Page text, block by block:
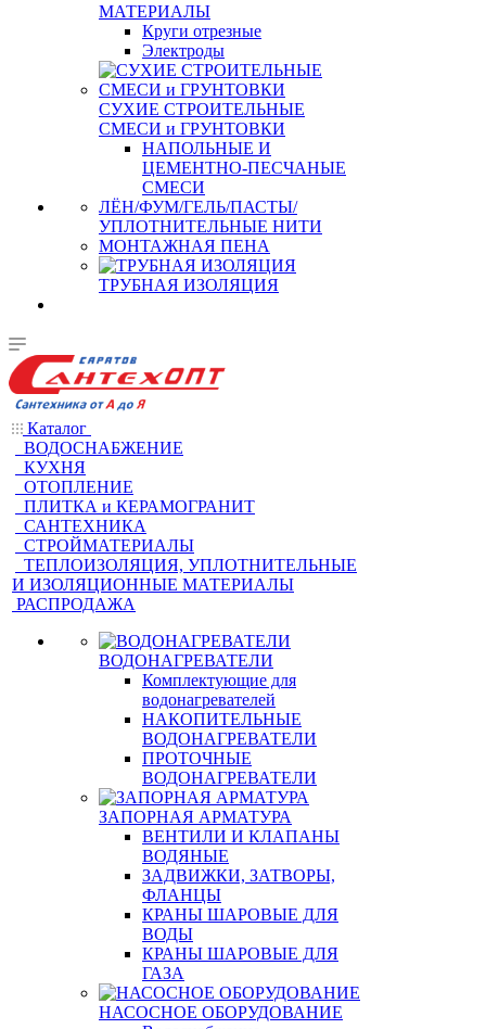
МАТЕРИАЛЫ
Круги отрезные
Электроды
СУХИЕ СТРОИТЕЛЬНЫЕ
СМЕСИ и ГРУНТОВКИ
НАПОЛЬНЫЕ И
ЦЕМЕНТНО-ПЕСЧАНЫЕ
СМЕСИ
ЛЁН/ФУМ/ГЕЛЬ/ПАСТЫ/
УПЛОТНИТЕЛЬНЫЕ НИТИ
МОНТАЖНАЯ ПЕНА
ТРУБНАЯ ИЗОЛЯЦИЯ
Каталог
ВОДОСНАБЖЕНИЕ
КУХНЯ
ОТОПЛЕНИЕ
ПЛИТКА и КЕРАМОГРАНИТ
САНТЕХНИКА
СТРОЙМАТЕРИАЛЫ
ТЕПЛОИЗОЛЯЦИЯ, УПЛОТНИТЕЛЬНЫЕ
И ИЗОЛЯЦИОННЫЕ МАТЕРИАЛЫ
РАСПРОДАЖА
ВОДОНАГРЕВАТЕЛИ
Комплектующие для
водонагревателей
НАКОПИТЕЛЬНЫЕ
ВОДОНАГРЕВАТЕЛИ
ПРОТОЧНЫЕ
ВОДОНАГРЕВАТЕЛИ
ЗАПОРНАЯ АРМАТУРА
ВЕНТИЛИ И КЛАПАНЫ
ВОДЯНЫЕ
ЗАДВИЖКИ, ЗАТВОРЫ,
ФЛАНЦЫ
КРАНЫ ШАРОВЫЕ ДЛЯ
ВОДЫ
КРАНЫ ШАРОВЫЕ ДЛЯ
ГАЗА
НАСОСНОЕ ОБОРУДОВАНИЕ